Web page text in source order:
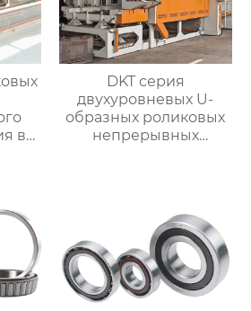
в
DKT серия
двухуровневых U-
образных роликовых
непрерывных